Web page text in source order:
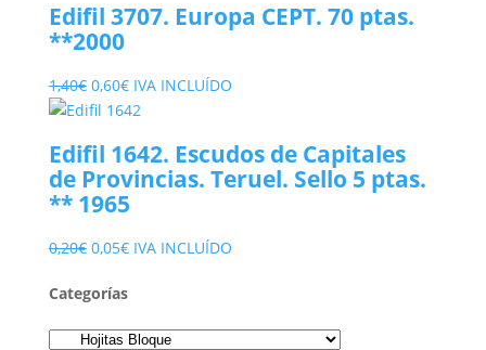
era:
0,20€.
es:
Edifil 3707. Europa CEPT. 70 ptas.
**2000
1,40€ El
precio
era:
1,40€.
0,60€El
precio
es:
0,60€.
IVA INCLUÍDO
Edifil 1642. Escudos de Capitales
de Provincias. Teruel. Sello 5 ptas.
** 1965
0,20€ El
original
0,05€El
actual
IVA INCLUÍDO
Categorías